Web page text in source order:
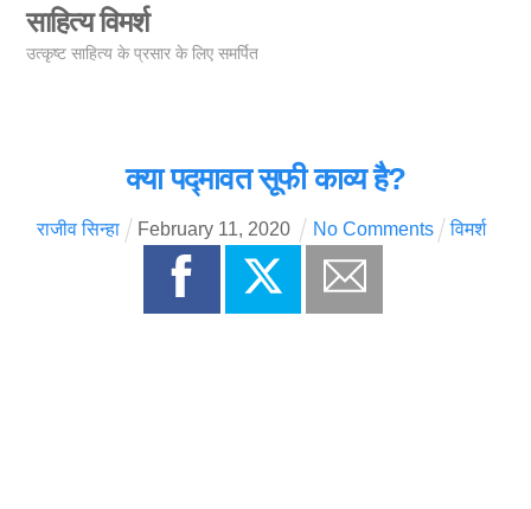
Skipसाहित्य विमर्श
उत्कृष्ट साहित्य के प्रसार के लिए समर्पित
क्या पद्मावत सूफी काव्य है?
राजीव सिन्हा February 11, 2020 No Comments विमर्श